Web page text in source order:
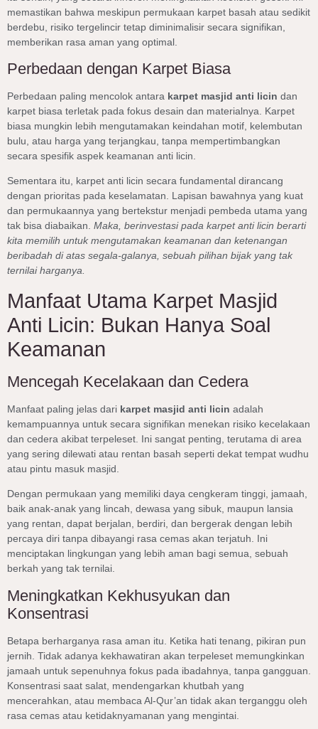
memastikan bahwa meskipun permukaan karpet basah atau sedikit
berdebu, risiko tergelincir tetap diminimalisir secara signifikan,
memberikan rasa aman yang optimal.
Perbedaan dengan Karpet Biasa
Perbedaan paling mencolok antara karpet masjid anti licin dan
karpet biasa terletak pada fokus desain dan materialnya. Karpet
biasa mungkin lebih mengutamakan keindahan motif, kelembutan
bulu, atau harga yang terjangkau, tanpa mempertimbangkan
secara spesifik aspek keamanan anti licin.
Sementara itu, karpet anti licin secara fundamental dirancang
dengan prioritas pada keselamatan. Lapisan bawahnya yang kuat
dan permukaannya yang bertekstur menjadi pembeda utama yang
tak bisa diabaikan. Maka, berinvestasi pada karpet anti licin berarti
kita memilih untuk mengutamakan keamanan dan ketenangan
beribadah di atas segala-galanya, sebuah pilihan bijak yang tak
ternilai harganya.
Manfaat Utama Karpet Masjid
Anti Licin: Bukan Hanya Soal
Keamanan
Mencegah Kecelakaan dan Cedera
Manfaat paling jelas dari karpet masjid anti licin adalah
kemampuannya untuk secara signifikan menekan risiko kecelakaan
dan cedera akibat terpeleset. Ini sangat penting, terutama di area
yang sering dilewati atau rentan basah seperti dekat tempat wudhu
atau pintu masuk masjid.
Dengan permukaan yang memiliki daya cengkeram tinggi, jamaah,
baik anak-anak yang lincah, dewasa yang sibuk, maupun lansia
yang rentan, dapat berjalan, berdiri, dan bergerak dengan lebih
percaya diri tanpa dibayangi rasa cemas akan terjatuh. Ini
menciptakan lingkungan yang lebih aman bagi semua, sebuah
berkah yang tak ternilai.
Meningkatkan Kekhusyukan dan
Konsentrasi
Betapa berharganya rasa aman itu. Ketika hati tenang, pikiran pun
jernih. Tidak adanya kekhawatiran akan terpeleset memungkinkan
jamaah untuk sepenuhnya fokus pada ibadahnya, tanpa gangguan.
Konsentrasi saat salat, mendengarkan khutbah yang
mencerahkan, atau membaca Al-Qur’an tidak akan terganggu oleh
rasa cemas atau ketidaknyamanan yang mengintai.